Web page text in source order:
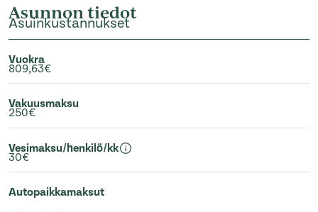
Asunnon tiedot
Asuinkustannukset
Vuokra
809,63€
Vakuusmaksu
250€
Vesimaksu/henkilö/kk
30€
Autopaikkamaksut